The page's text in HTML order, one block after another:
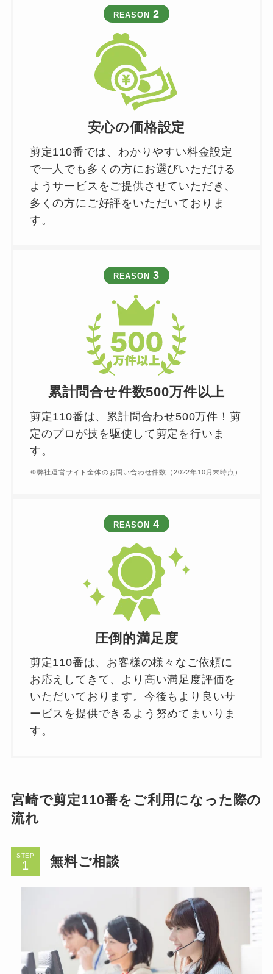
REASON 2
安心の価格設定
剪定110番では、わかりやすい料金設定
で一人でも多くの方にお選びいただける
ようサービスをご提供させていただき、
多くの方にご好評をいただいておりま
す。
REASON 3
累計問合せ件数500万件以上
剪定110番は、累計問合わせ500万件！剪
定のプロが技を駆使して剪定を行いま
す。
※弊社運営サイト全体のお問い合わせ件数（2022年10月末時点）
REASON 4
圧倒的満足度
剪定110番は、お客様の様々なご依頼に
お応えしてきて、より高い満足度評価を
いただいております。今後もより良いサ
ービスを提供できるよう努めてまいりま
す。
宮崎で剪定110番をご利用になった際の
流れ
STEP 無料ご相談